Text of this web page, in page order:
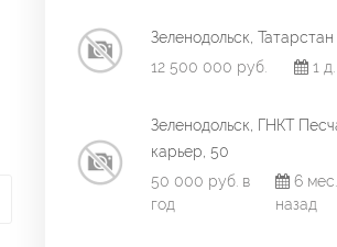
Зеленодольск,
12 500 000 руб.
1
Зеленодольск, ГНКТ
карьер, 50
50 000 руб. в
год
6
назад